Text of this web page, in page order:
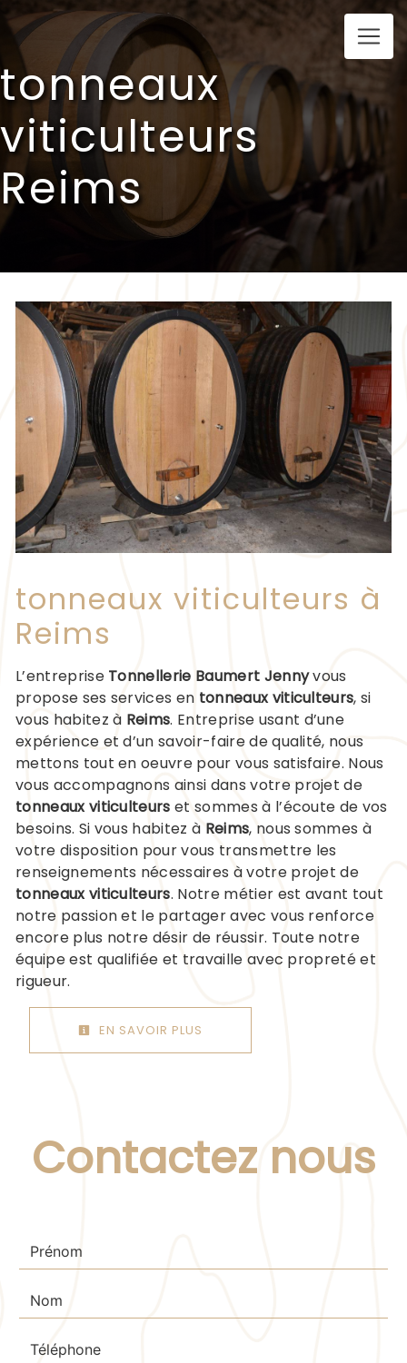
Panneau de gestion des cookies
tonneaux
viticulteurs
Reims
tonneaux viticulteurs à
Reims
L’entreprise Tonnellerie Baumert Jennyvous
propose ses services en tonneaux viticulteurs, si
vous habitez à Reims. Entreprise usant d’une
expérience et d’un savoir-faire de qualité, nous
mettons tout en oeuvre pour vous satisfaire. Nous
vous accompagnons ainsi dans votre projet de
tonneaux viticulteurs et sommes à l’écoute de vos
besoins. Si vous habitez à Reims, nous sommes à
votre disposition pour vous transmettre les
renseignements nécessaires à votre projet de
tonneaux viticulteurs. Notre métier est avant tout
notre passion et le partager avec vous renforce
encore plus notre désir de réussir. Toute notre
équipe est qualifiée et travaille avec propreté et
rigueur.
EN SAVOIR PLUS
Contactez nous